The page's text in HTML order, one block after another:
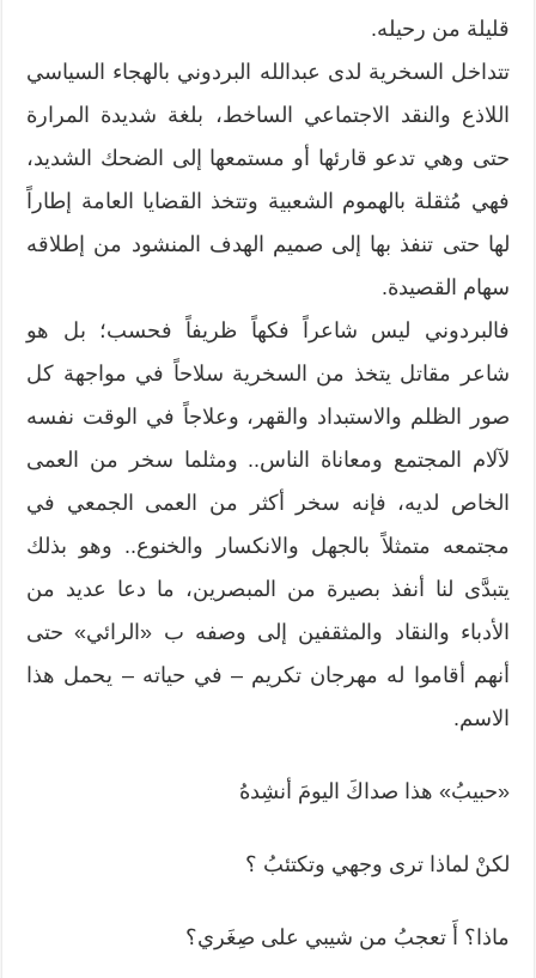
قليلة من رحيله.
تتداخل السخرية لدى عبدالله البردوني بالهجاء السياسي
اللاذع والنقد الاجتماعي الساخط، بلغة شديدة المرارة
حتى وهي تدعو قارئها أو مستمعها إلى الضحك الشديد،
فهي مُثقلة بالهموم الشعبية وتتخذ القضايا العامة إطاراً
لها حتى تنفذ بها إلى صميم الهدف المنشود من إطلاقه
سهام القصيدة.
فالبردوني ليس شاعراً فكهاً ظريفاً فحسب؛ بل هو
شاعر مقاتل يتخذ من السخرية سلاحاً في مواجهة كل
صور الظلم والاستبداد والقهر، وعلاجاً في الوقت نفسه
لآلام المجتمع ومعاناة الناس.. ومثلما سخر من العمى
الخاص لديه، فإنه سخر أكثر من العمى الجمعي في
مجتمعه متمثلاً بالجهل والانكسار والخنوع.. وهو بذلك
يتبدَّى لنا أنفذ بصيرة من المبصرين، ما دعا عديد من
الأدباء والنقاد والمثقفين إلى وصفه ب «الرائي» حتى
أنهم أقاموا له مهرجان تكريم – في حياته – يحمل هذا
الاسم.
«حبيبُ» هذا صداكَ اليومَ أنشِدهُ
لكنْ لماذا ترى وجهي وتكتئبُ ؟
ماذا؟ أَ تعجبُ من شيبي على صِغَري؟